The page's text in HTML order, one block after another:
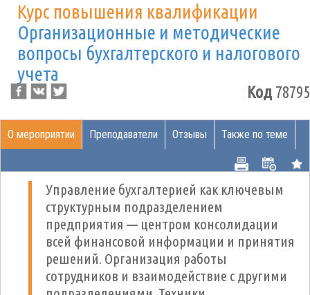
Курс повышения квалификации
Организационные и методические
вопросы бухгалтерского и налогового
учета
Код78795
О мероприятии Преподаватели Отзывы Также по теме
Управление бухгалтерией как ключевым
структурным подразделением
предприятия — центром консолидации
всей финансовой информации и принятия
решений. Организация работы
сотрудников и взаимодействие с другими